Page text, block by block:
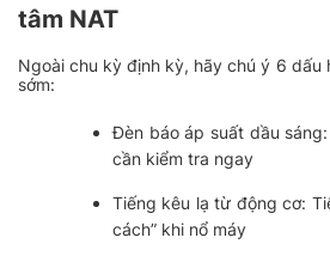
tâm NAT
Ngoài chu kỳ định kỳ, hãy chú ý 6 dấu
sớm:
Đèn báo áp suất dầu
cần kiểm tra ngay
Tiếng kêu lạ từ động cơ:
cách” khi nổ máy